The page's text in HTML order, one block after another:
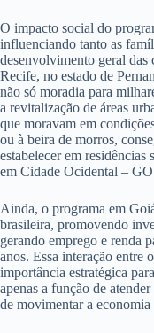
O impacto social do
influenciando tanto as
desenvolvimento geral das
Recife, no estado de
não só moradia para
a revitalização de áreas
que moravam em
ou à beira de morros,
estabelecer em residências
em Cidade Ocidental –
Ainda, o programa em
brasileira, promovendo
gerando emprego e renda
anos. Essa interação entre
importância estratégica
apenas a função de
de movimentar a